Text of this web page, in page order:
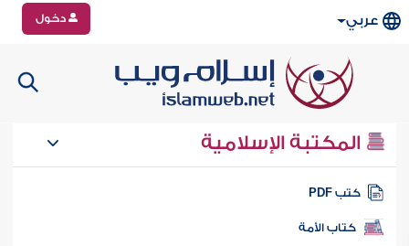
عربي دخول
المكتبة الإسلامية
كتب PDF